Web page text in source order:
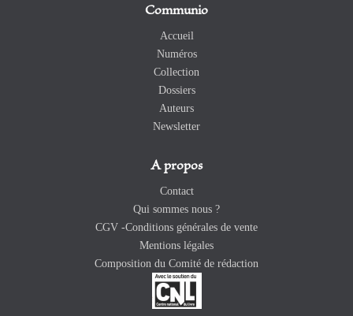
Communio
Accueil
Numéros
Collection
Dossiers
Auteurs
Newsletter
A propos
Contact
Qui sommes nous ?
CGV -Conditions générales de vente
Mentions légales
Composition du Comité de rédaction